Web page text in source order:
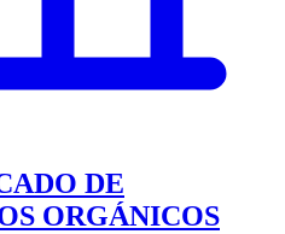
DE
ORGÁNICOS